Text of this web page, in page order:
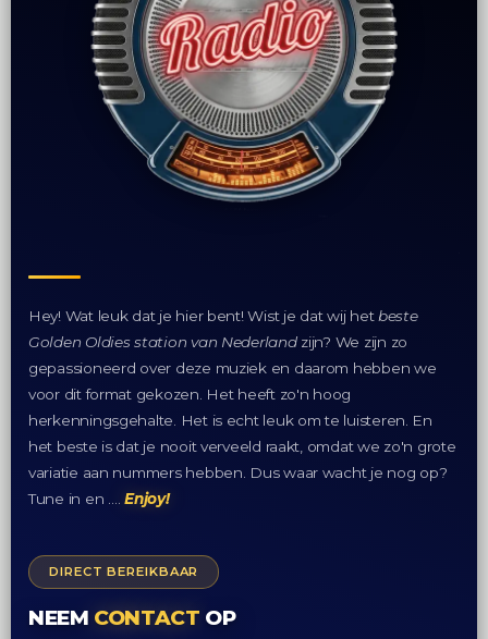
Hey! Wat leuk dat je hier bent! Wist je dat wij het beste
Golden Oldies station van Nederlandzijn? We zijn zo
gepassioneerd over deze muziek en daarom hebben we
voor dit format gekozen. Het heeft zo'n hoog
herkenningsgehalte. Het is echt leuk om te luisteren. En
het beste is dat je nooit verveeld raakt, omdat we zo'n grote
variatie aan nummers hebben. Dus waar wacht je nog op?
Tune in en ….Enjoy!
DIRECT BEREIKBAAR
NEEM CONTACT OP